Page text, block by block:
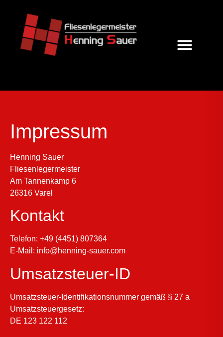
Impressum
Henning Sauer
Fliesenlegermeister
Am Tannenkamp 6
26316 Varel
Kontakt
Telefon: +49 (4451) 807364
E-Mail: info@henning-sauer.com
Umsatzsteuer-ID
Umsatzsteuer-Identifikationsnummer gemäß § 27 a
Umsatzsteuergesetz:
DE 123 122 112